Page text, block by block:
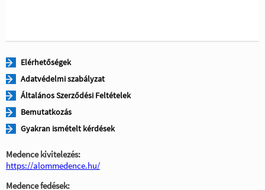
Elérhetőségek
Adatvédelmi szabályzat
Általános Szerződési Feltételek
Bemutatkozás
Gyakran ismételt kérdések
Medence kivitelezés:
https://alommedence.hu/
Medence fedések: